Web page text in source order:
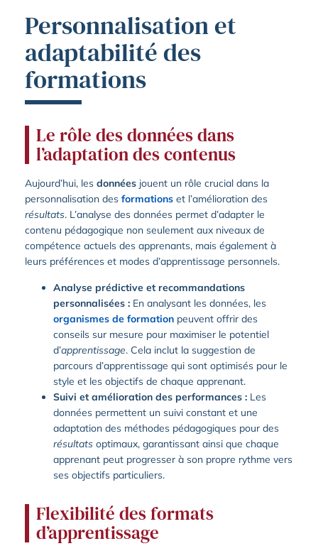
Personnalisation et
adaptabilité des
formations
Le rôle des données dans
l’adaptation des contenus
Aujourd’hui, les données jouent un rôle crucial dans la
personnalisation des formations et l’amélioration des
résultats. L’analyse des données permet d’adapter le
contenu pédagogique non seulement aux niveaux de
compétence actuels des apprenants, mais également à
leurs préférences et modes d’apprentissage personnels.
Analyse prédictive et recommandations
personnalisées : En analysant les données, les
organismes de formation peuvent offrir des
conseils sur mesure pour maximiser le potentiel
d’apprentissage. Cela inclut la suggestion de
parcours d’apprentissage qui sont optimisés pour le
style et les objectifs de chaque apprenant.
Suivi et amélioration des performances : Les
données permettent un suivi constant et une
adaptation des méthodes pédagogiques pour des
résultats optimaux, garantissant ainsi que chaque
apprenant peut progresser à son propre rythme vers
ses objectifs particuliers.
Flexibilité des formats
d’apprentissage